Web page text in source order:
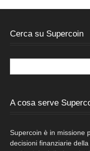
Cerca su Supercoin
A cosa serve
Supercoin è in missione
decisioni finanziarie